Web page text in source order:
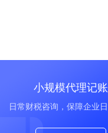
小规模代理记账
日常财税咨询，保障企业